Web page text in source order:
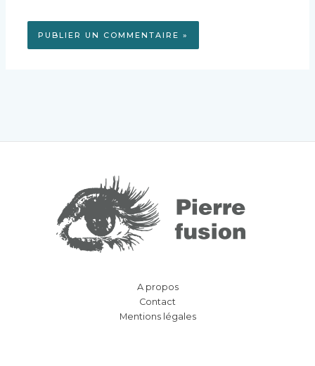
A propos
Contact
Mentions légales